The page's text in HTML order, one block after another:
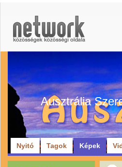
Ausztrália
Nyitó Tagok Képek